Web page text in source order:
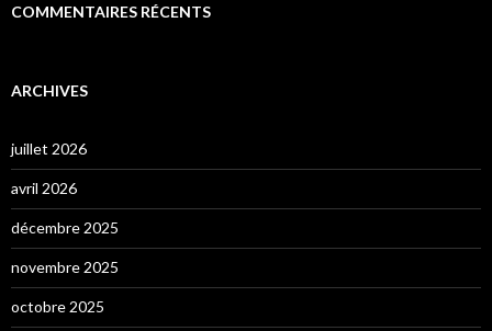
COMMENTAIRES RÉCENTS
ARCHIVES
juillet 2026
avril 2026
décembre 2025
novembre 2025
octobre 2025